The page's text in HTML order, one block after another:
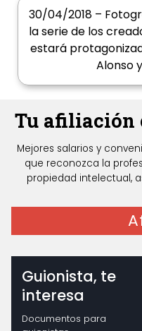
30/04/2018 –
la serie de los
estará
Alonso
Tu afiliación
Mejores salarios y
que reconozca la
propiedad intelectual,
Guionista, te
interesa
Documentos para